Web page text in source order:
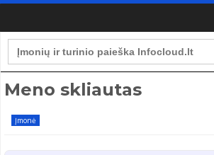
Search
for:
Meno skliautas
Įmonė